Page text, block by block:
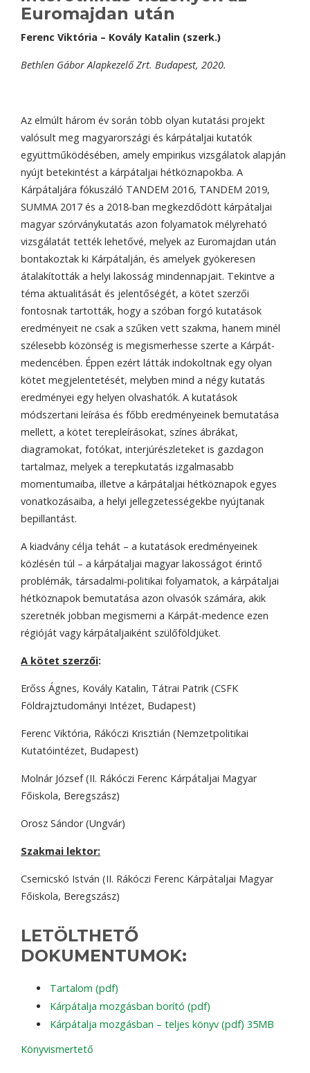
Euromajdan után
Ferenc Viktória – Kovály Katalin (szerk.)
Bethlen Gábor Alapkezelő Zrt. Budapest, 2020.
Az elmúlt három év során több olyan kutatási projekt
valósult meg magyarországi és kárpátaljai kutatók
együttműködésében, amely empirikus vizsgálatok alapján
nyújt betekintést a kárpátaljai hétköznapokba. A
Kárpátaljára fókuszáló TANDEM 2016, TANDEM 2019,
SUMMA 2017 és a 2018-ban megkezdődött kárpátaljai
magyar szórványkutatás azon folyamatok mélyreható
vizsgálatát tették lehetővé, melyek az Euromajdan után
bontakoztak ki Kárpátalján, és amelyek gyökeresen
átalakították a helyi lakosság mindennapjait. Tekintve a
téma aktualitását és jelentőségét, a kötet szerzői
fontosnak tartották, hogy a szóban forgó kutatások
eredményeit ne csak a szűken vett szakma, hanem minél
szélesebb közönség is megismerhesse szerte a Kárpát-
medencében. Éppen ezért látták indokoltnak egy olyan
kötet megjelentetését, melyben mind a négy kutatás
eredményei egy helyen olvashatók. A kutatások
módszertani leírása és főbb eredményeinek bemutatása
mellett, a kötet terepleírásokat, színes ábrákat,
diagramokat, fotókat, interjúrészleteket is gazdagon
tartalmaz, melyek a terepkutatás izgalmasabb
momentumaiba, illetve a kárpátaljai hétköznapok egyes
vonatkozásaiba, a helyi jellegzetességekbe nyújtanak
bepillantást.
A kiadvány célja tehát – a kutatások eredményeinek
közlésén túl – a kárpátaljai magyar lakosságot érintő
problémák, társadalmi-politikai folyamatok, a kárpátaljai
hétköznapok bemutatása azon olvasók számára, akik
szeretnék jobban megismerni a Kárpát-medence ezen
régióját vagy kárpátaljaiként szülőföldjüket.
A kötet szerzői:
Erőss Ágnes, Kovály Katalin, Tátrai Patrik (CSFK
Földrajztudományi Intézet, Budapest)
Ferenc Viktória, Rákóczi Krisztián (Nemzetpolitikai
Kutatóintézet, Budapest)
Molnár József (II. Rákóczi Ferenc Kárpátaljai Magyar
Főiskola, Beregszász)
Orosz Sándor (Ungvár)
Szakmai lektor:
Csernicskó István (II. Rákóczi Ferenc Kárpátaljai Magyar
Főiskola, Beregszász)
LETÖLTHETŐ
DOKUMENTUMOK:
Tartalom (pdf)
Kárpátalja mozgásban borító (pdf)
Kárpátalja mozgásban – teljes könyv (pdf) 35MB
Könyvismertető